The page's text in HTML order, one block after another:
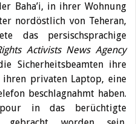
Baha’i, in ihrer Wohnung
nordöstlich von Teheran,
das persischsprachige
Activists News Agency
Sicherheitsbeamten ihre
privaten Laptop, eine
beschlagnahmt haben.
in das berüchtigte